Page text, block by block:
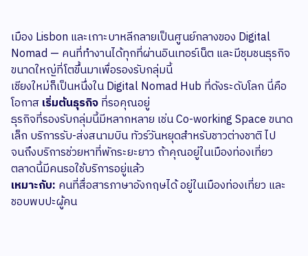
เมือง Lisbon และเกาะบาหลีกลายเป็นศูนย์กลางของ Digital
Nomad — คนที่ทำงานได้ทุกที่ผ่านอินเทอร์เน็ต และมีชุมชนธุรกิจ
ขนาดใหญ่ที่โตขึ้นมาเพื่อรองรับกลุ่มนี้
เชียงใหม่ก็เป็นหนึ่งใน Digital Nomad Hub ที่ดังระดับโลก นี่คือ
โอกาสเริ่มต้นธุรกิจที่รอคุณอยู่
ธุรกิจที่รองรับกลุ่มนี้มีหลากหลาย เช่น Co-working Space ขนาด
เล็ก บริการรับ-ส่งสนามบิน ทัวร์วันหยุดสำหรับชาวต่างชาติ ไป
จนถึงบริการช่วยหาที่พักระยะยาว ถ้าคุณอยู่ในเมืองท่องเที่ยว
ตลาดนี้มีคนรอใช้บริการอยู่แล้ว
เหมาะกับ: คนที่สื่อสารภาษาอังกฤษได้ อยู่ในเมืองท่องเที่ยว และ
ชอบพบปะผู้คน